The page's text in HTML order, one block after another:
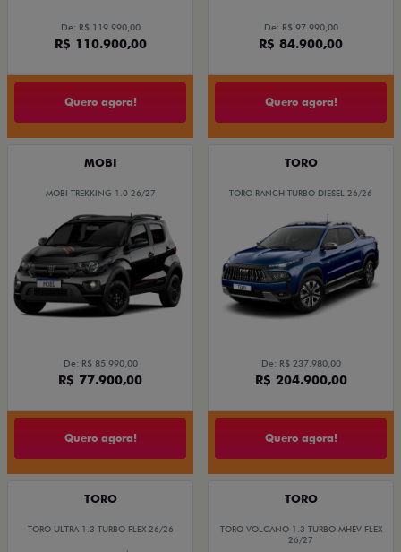
De: R$ 119.990,00
R$ 110.900,00
Quero agora!
De: R$ 97.990,00
R$ 84.900,00
Quero agora!
MOBI
MOBI TREKKING 1.0 26/27
De: R$ 85.990,00
R$ 77.900,00
Quero agora!
TORO
TORO RANCH TURBO DIESEL 26/26
De: R$ 237.980,00
R$ 204.900,00
Quero agora!
TORO
TORO ULTRA 1.3 TURBO FLEX 26/26
TORO
TORO VOLCANO 1.3 TURBO MHEV FLEX
26/27